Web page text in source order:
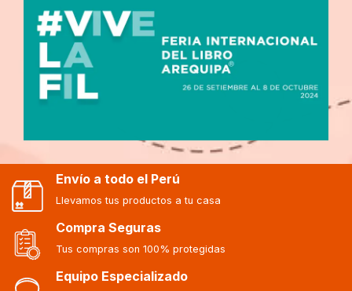
Envío a todo el Perú
Llevamos tus productos a tu casa
Compra Seguras
Tus compras son 100% protegidas
Equipo Especializado